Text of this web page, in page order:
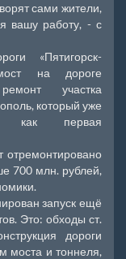
сами жители,
вашу работу, - с
«Пятигорск-
на дороге
участка
который уже
как первая
700 млн. рублей,
запуск ещё
Это: обходы ст.
дороги
моста и тоннеля,